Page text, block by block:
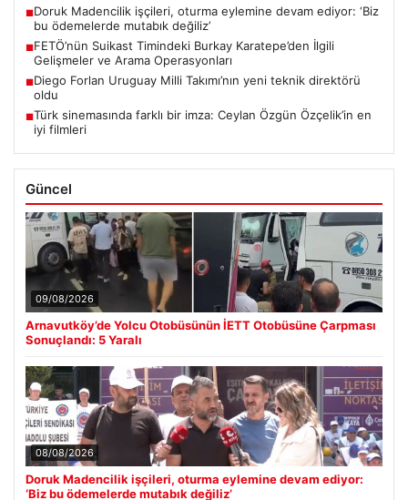
■Doruk Madencilik işçileri, oturma eylemine devam ediyor: ‘Biz
bu ödemelerde mutabık değiliz’
■FETÖ’nün Suikast Timindeki Burkay Karatepe’den İlgili
Gelişmeler ve Arama Operasyonları
■Diego Forlan Uruguay Milli Takımı’nın yeni teknik direktörü
oldu
■Türk sinemasında farklı bir imza: Ceylan Özgün Özçelik’in en
iyi filmleri
Güncel
09/08/2026
Arnavutköy’de Yolcu Otobüsünün İETT Otobüsüne Çarpması
Sonuçlandı: 5 Yaralı
08/08/2026
Doruk Madencilik işçileri, oturma eylemine devam ediyor:
‘Biz bu ödemelerde mutabık değiliz’